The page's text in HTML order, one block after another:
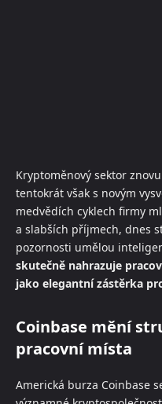
Kryptoměnový sektor
tentokrát však s novým
medvědích cyklech firmy
a slabších příjmech, dnes
pozornosti umělou
skutečně nahrazuje
jako elegantní zástěrka
Coinbase mění
pracovní místa
Americká burza Coinbase